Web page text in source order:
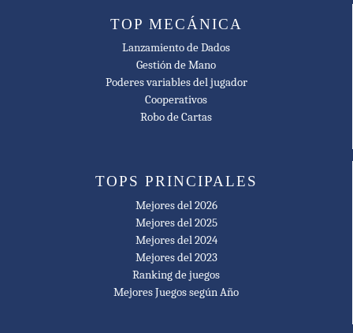
JUG Adult Game of the Year Finalist
Spiel der Spiele Hit für Experten Recommended
As d'Or - Jeu de l'Année Expert Nominee
TOP MECÁNICA
Lanzamiento de Dados
Gestión de Mano
Poderes variables del jugador
Cooperativos
Robo de Cartas
TOPS PRINCIPALES
Mejores del 2026
Mejores del 2025
Mejores del 2024
Mejores del 2023
Ranking de juegos
Mejores Juegos según Año